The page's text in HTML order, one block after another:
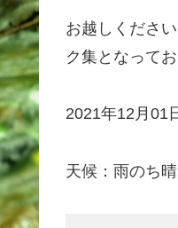
お越しくださ
ク集となってお
2021年12月01
天候：雨のち